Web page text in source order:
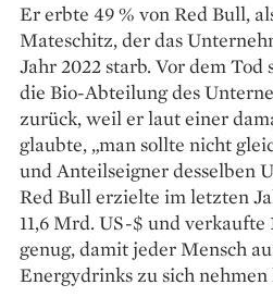
Er erbte 49 % von Red Bull,
Mateschitz, der das
Jahr 2022 starb. Vor dem Tod
die Bio-Abteilung des
zurück, weil er laut einer
glaubte, „man sollte nicht
und Anteilseigner desselben
Red Bull erzielte im letzten
11,6 Mrd. US-$ und verkaufte
genug, damit jeder Mensch
Energydrinks zu sich nehmen